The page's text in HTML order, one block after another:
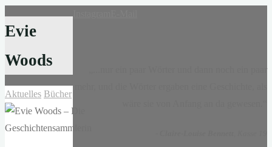
Evie
Woods
Aktuelles Bücher